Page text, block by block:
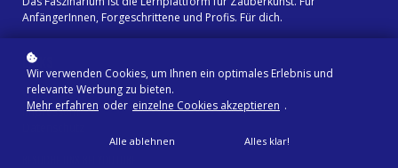
AnfängerInnen, Forgeschrittene und Profis. Für dich.
LINKS
Shop
Impressum
Wir verwenden Cookies, um Ihnen ein optimales Erlebnis und
relevante Werbung zu bieten.
Mehr erfahren oder einzelne Cookies akzeptieren .
Alle ablehnen Alles klar!